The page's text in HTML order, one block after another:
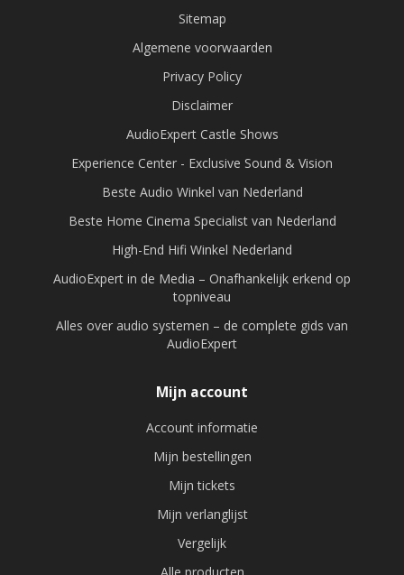
Sitemap
Algemene voorwaarden
Privacy Policy
Disclaimer
AudioExpert Castle Shows
Experience Center - Exclusive Sound & Vision
Beste Audio Winkel van Nederland
Beste Home Cinema Specialist van Nederland
High-End Hifi Winkel Nederland
AudioExpert in de Media – Onafhankelijk erkend op
topniveau
Alles over audio systemen – de complete gids van
AudioExpert
Mijn account
Account informatie
Mijn bestellingen
Mijn tickets
Mijn verlanglijst
Vergelijk